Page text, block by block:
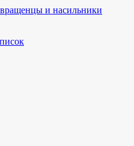
и насильники